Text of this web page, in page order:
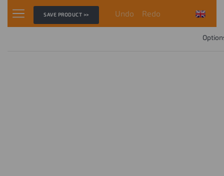
SAVE PRODUCT >> Undo Redo